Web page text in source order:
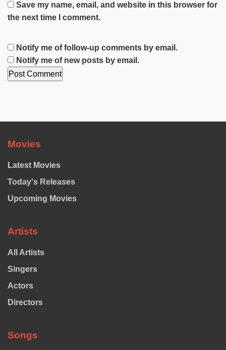
Save my name, email, and website in this browser for
the next time I comment.
Notify me of follow-up comments by email.
Notify me of new posts by email.
Movies
Latest Movies
Today's Releases
Upcoming Movies
Artists
All Artists
Singers
Actors
Directors
Songs